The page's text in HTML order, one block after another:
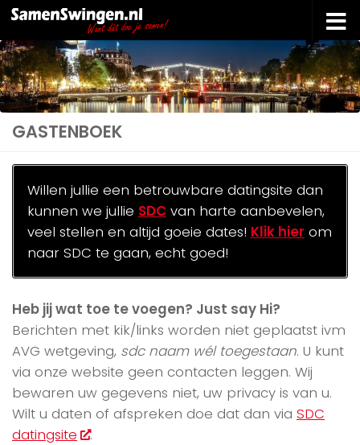
Doorgaan naar inhoud
GASTENBOEK
Willen jullie een betrouwbare datingsite dan
kunnen we jullie SDCvan harte aanbevelen,
veel stellen en altijd goeie dates! Klik hier om
naar SDC te gaan, echt goed!
Heb jij wat toe te voegen? Just say Hi?
Berichten met kik/links worden niet geplaatst ivm
AVG wetgeving, sdc naam wél toegestaan. U kunt
via onze website geen contacten leggen. Wij
bewaren uw gegevens niet, uw privacy is van u.
Wilt u daten of afspreken doe dat dan via SDC
datingsite
.